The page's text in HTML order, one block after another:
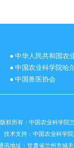
中华人民共和国农
中国农业科学院哈
中国兽医协会
版权所有：中国农业科学
技术支持： 中国农业科学
讯地址：甘肃省兰州市城